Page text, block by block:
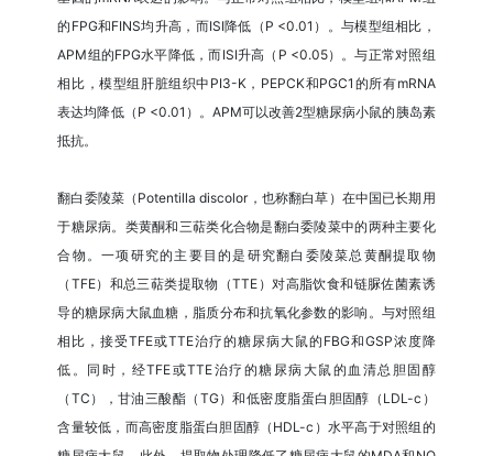
的FPG和FINS均升高，而ISI降低（P <0.01）。与模型组相比，
APM组的FPG水平降低，而ISI升高（P <0.05）。与正常对照组
相比，模型组肝脏组织中PI3-K，PEPCK和PGC1的所有mRNA
表达均降低（P <0.01）。APM可以改善2型糖尿病小鼠的胰岛素
抵抗。
翻白委陵菜（Potentilla discolor，也称翻白草）在中国已长期用
于糖尿病。类黄酮和三萜类化合物是翻白委陵菜中的两种主要化
合物。一项研究的主要目的是研究翻白委陵菜总黄酮提取物
（TFE）和总三萜类提取物（TTE）对高脂饮食和链脲佐菌素诱
导的糖尿病大鼠血糖，脂质分布和抗氧化参数的影响。与对照组
相比，接受TFE或TTE治疗的糖尿病大鼠的FBG和GSP浓度降
低。同时，经TFE或TTE治疗的糖尿病大鼠的血清总胆固醇
（TC），甘油三酸酯（TG）和低密度脂蛋白胆固醇（LDL-c）
含量较低，而高密度脂蛋白胆固醇（HDL-c）水平高于对照组的